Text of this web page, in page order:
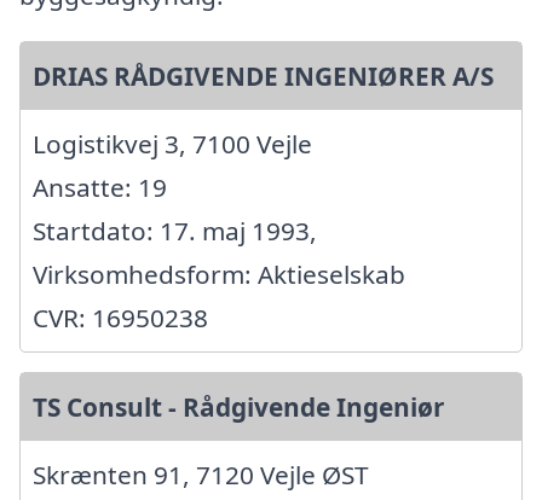
DRIAS RÅDGIVENDE INGENIØRER A/S
Logistikvej 3, 7100 Vejle
Ansatte: 19
Startdato: 17. maj 1993,
Virksomhedsform: Aktieselskab
CVR: 16950238
TS Consult - Rådgivende Ingeniør
Skrænten 91, 7120 Vejle ØST